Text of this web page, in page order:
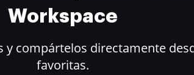
Workspace
compártelos directamente
favoritas.